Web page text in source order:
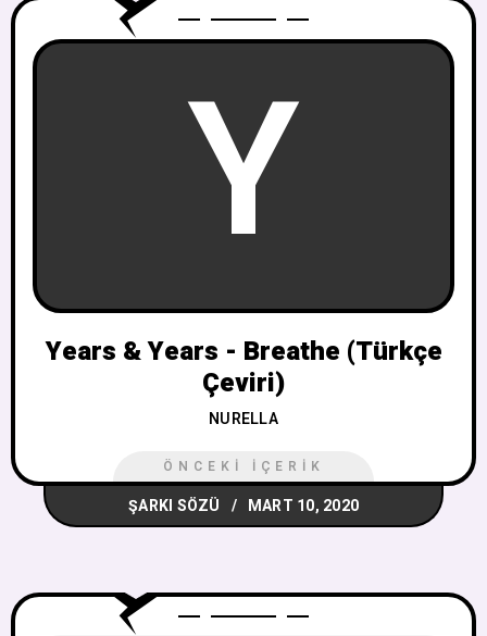
Y
Years & Years - Breathe (Türkçe
Çeviri)
NURELLA
ÖNCEKI İÇERIK
ŞARKI SÖZÜ MART 10, 2020